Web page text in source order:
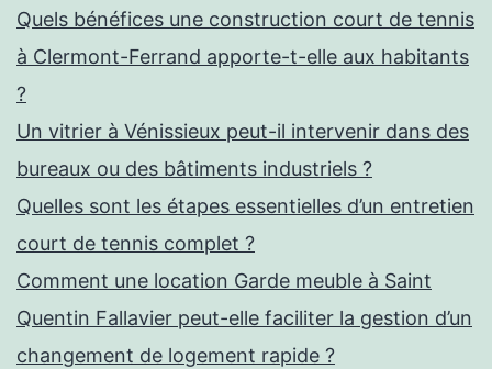
Quels bénéfices une construction court de tennis
à Clermont-Ferrand apporte-t-elle aux habitants
?
Un vitrier à Vénissieux peut-il intervenir dans des
bureaux ou des bâtiments industriels ?
Quelles sont les étapes essentielles d’un entretien
court de tennis complet ?
Comment une location Garde meuble à Saint
Quentin Fallavier peut-elle faciliter la gestion d’un
changement de logement rapide ?